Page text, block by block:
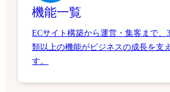
機能一覧
ECサイト構築から運営・集客まで、
類以上の機能がビジネスの成長を支
す。